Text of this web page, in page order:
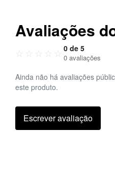
Avaliações
☆ ☆ ☆ ☆ ☆ 0 de 5
0 avaliações
Ainda não há avaliações
este produto.
Escrever avaliação